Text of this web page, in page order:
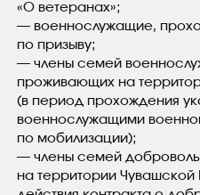
«О ветеранах»;
— военнослужащие,
по призыву;
— члены семей
проживающих на
(в период прохождения
военнослужащими
по мобилизации);
— члены семей
на территории